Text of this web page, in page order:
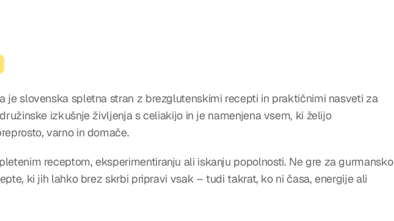
je slovenska spletna stran z brezglutenskimi recepti in praktičnimi nasveti za
izkušnje življenja s celiakijo in je namenjena vsem, ki želijo
varno in domače.
receptom, eksperimentiranju ali iskanju popolnosti. Ne gre za gurmansko
ki jih lahko brez skrbi pripravi vsak – tudi takrat, ko ni časa, energije ali